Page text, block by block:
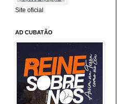
Site oficial
AD CUBATÃO